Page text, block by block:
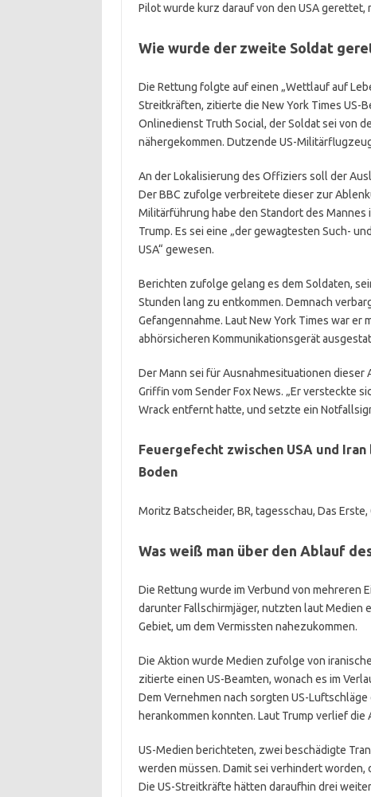
Pilot wurde kurz darauf von den USA
Wie wurde der zweite Soldat
Die Rettung folgte auf einen „Wettlauf auf
Streitkräften, zitierte die New York Times US-
Onlinedienst Truth Social, der Soldat sei von
nähergekommen. Dutzende US-
An der Lokalisierung des Offiziers soll der
Der BBC zufolge verbreitete dieser zur
Militärführung habe den Standort des Mannes
Trump. Es sei eine „der gewagtesten Such-
USA“ gewesen.
Berichten zufolge gelang es dem Soldaten,
Stunden lang zu entkommen. Demnach
Gefangennahme. Laut New York Times war
abhörsicheren Kommunikationsgerät
Der Mann sei für Ausnahmesituationen
Griffin vom Sender Fox News. „Er versteckte
Wrack entfernt hatte, und setzte ein
Feuergefecht zwischen USA und
Boden
Moritz Batscheider, BR, tagesschau, Das
Was weiß man über den Ablauf
Die Rettung wurde im Verbund von mehreren
darunter Fallschirmjäger, nutzten laut Medien
Gebiet, um dem Vermissten nahezukommen.
Die Aktion wurde Medien zufolge von
zitierte einen US-Beamten, wonach es im
Dem Vernehmen nach sorgten US-
herankommen konnten. Laut Trump verlief
US-Medien berichteten, zwei beschädigte
werden müssen. Damit sei verhindert worden,
Die US-Streitkräfte hätten daraufhin drei